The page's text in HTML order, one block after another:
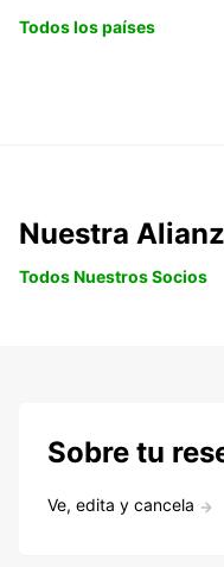
Todos los países
Nuestra
Todos Nuestros Socios
Sobre tu
Ve, edita y cancela